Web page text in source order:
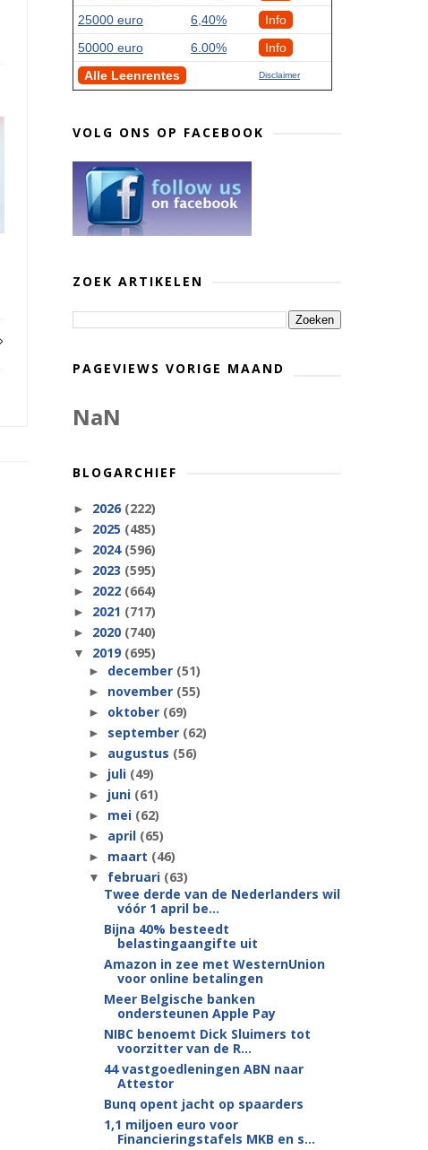
25000 euro
6,40%
Info
50000 euro
6.00%
Info
Alle Leenrentes
Disclaimer
VOLG ONS OP FACEBOOK
ZOEK ARTIKELEN
PAGEVIEWS VORIGE MAAND
NaN
BLOGARCHIEF
► 2026 (222)
► 2025 (485)
► 2024 (596)
► 2023 (595)
► 2022 (664)
► 2021 (717)
► 2020 (740)
▼ 2019 (695)
► december (51)
► november (55)
► oktober (69)
► september (62)
► augustus (56)
► juli (49)
► juni (61)
► mei (62)
► april (65)
► maart (46)
▼ februari (63)
Twee derde van de Nederlanders wil
vóór 1 april be...
Bijna 40% besteedt
belastingaangifte uit
Amazon in zee met WesternUnion
voor online betalingen
Meer Belgische banken
ondersteunen Apple Pay
NIBC benoemt Dick Sluimers tot
voorzitter van de R...
44 vastgoedleningen ABN naar
Attestor
Bunq opent jacht op spaarders
1,1 miljoen euro voor
Financieringstafels MKB en s...